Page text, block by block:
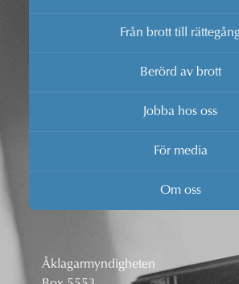
Från brott till
Berörd av brott
Jobba hos oss
För media
Om oss
Åklagarmyndigheten